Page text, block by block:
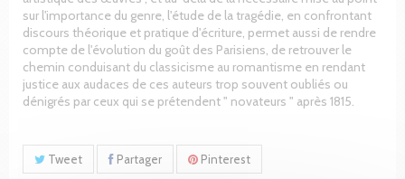
sur l'importance du genre, l'étude de la tragédie, en confrontant
discours théorique et pratique d'écriture, permet aussi de rendre
compte de l'évolution du goût des Parisiens, de retrouver le
chemin conduisant du classicisme au romantisme en rendant
justice aux audaces de ces auteurs trop souvent oubliés ou
dénigrés par ceux qui se prétendent " novateurs " après 1815.
Tweet Partager Pinterest